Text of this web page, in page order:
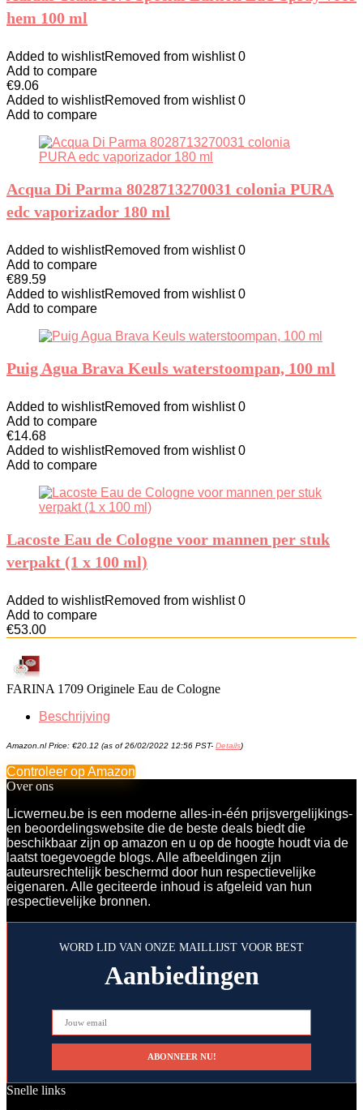
hem 100 ml
Added to wishlistRemoved from wishlist 0
Add to compare
€9.06
Added to wishlistRemoved from wishlist 0
Add to compare
Acqua Di Parma 8028713270031 colonia PURA
edc vaporizador 180 ml
Added to wishlistRemoved from wishlist 0
Add to compare
€89.59
Added to wishlistRemoved from wishlist 0
Add to compare
Puig Agua Brava Keuls waterstoompan, 100 ml
Added to wishlistRemoved from wishlist 0
Add to compare
€14.68
Added to wishlistRemoved from wishlist 0
Add to compare
Lacoste Eau de Cologne voor mannen per stuk
verpakt (1 x 100 ml)
Added to wishlistRemoved from wishlist 0
Add to compare
€53.00
FARINA 1709 Originele Eau de Cologne
Beschrijving
Amazon.nl Price: €20.12 (as of 26/02/2022 12:56 PST- Details)
Controleer op Amazon
Over ons
Licwerneu.be is een moderne alles-in-één prijsvergelijkings-
en beoordelingswebsite die de beste deals biedt die
beschikbaar zijn op amazon en u op de hoogte houdt via de
laatst toegevoegde blogs. Alle afbeeldingen zijn
auteursrechtelijk beschermd door hun respectievelijke
eigenaren. Alle geciteerde inhoud is afgeleid van hun
respectievelijke bronnen.
WORD LID VAN ONZE MAILLIJST VOOR BEST
Aanbiedingen
Snelle links